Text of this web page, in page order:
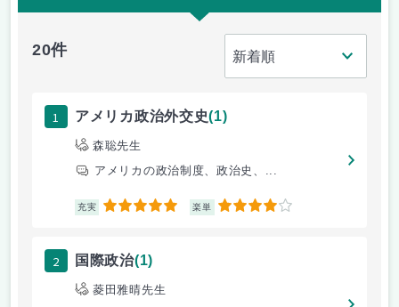
20件
1 アメリカ政治外交史(1)
森聡先生
アメリカの政治制度、政治史、...
充実 5 楽単 4
2 国際政治(1)
菱田雅晴先生